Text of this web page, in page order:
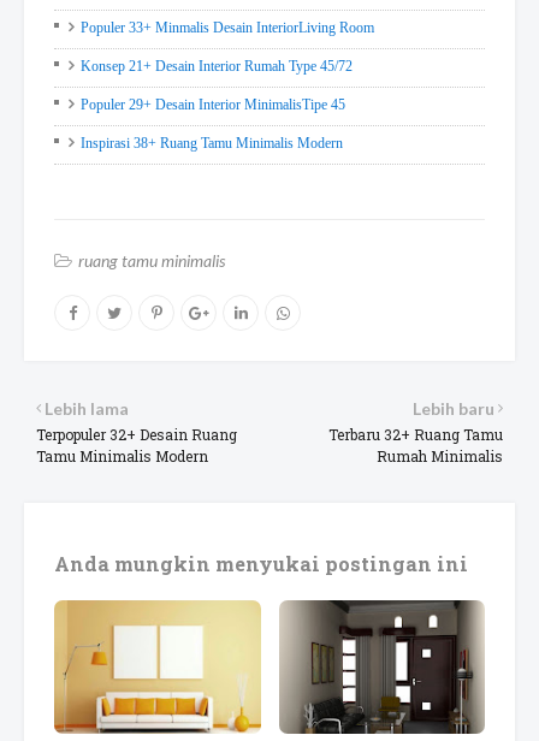
Populer 33+ Minmalis Desain InteriorLiving Room
Konsep 21+ Desain Interior Rumah Type 45/72
Populer 29+ Desain Interior MinimalisTipe 45
Inspirasi 38+ Ruang Tamu Minimalis Modern
ruang tamu minimalis
Lebih baru
Terbaru 32+ Ruang Tamu
Rumah Minimalis
Lebih lama
Terpopuler 32+ Desain Ruang
Tamu Minimalis Modern
Anda mungkin menyukai postingan ini